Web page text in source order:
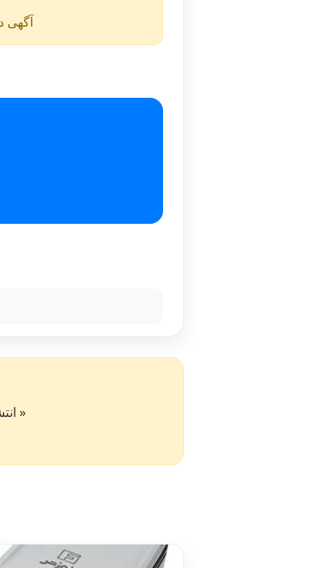
آگهی
« انتشار آگهی